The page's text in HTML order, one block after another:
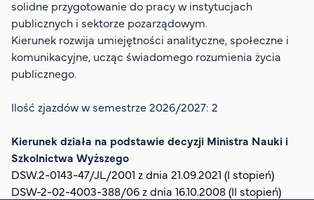
Dla studenta
Organizacja studiów
Aktualności
Stypendia
Dyżury prorektorów
O rekrutacji
Jak zostać studentem AHE
Biuro rekrutacji
solidne przygotowanie do pracy w instytucjach
publicznych i sektorze pozarządowym.
Kierunek rozwija umiejętności analityczne, społeczne i
komunikacyjne, ucząc świadomego rozumienia życia
publicznego.
Ilość zjazdów w semestrze 2026/2027: 2
Kierunek działa na podstawie decyzji Ministra Nauki i
Szkolnictwa Wyższego
DSW.2-0143-47/JL/2001 z dnia 21.09.2021 (I stopień)
DSW-2-02-4003-388/06 z dnia 16.10.2008 (II stopień)